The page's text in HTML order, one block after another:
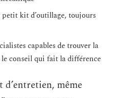
petit kit d’outillage, toujours
capables de trouver la
conseil qui fait la différence
même